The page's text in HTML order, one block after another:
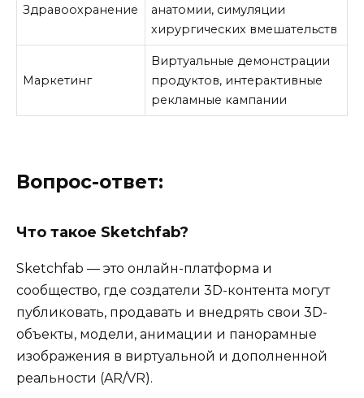
Здравоохранение
анатомии, симуляции
хирургических вмешательств
Маркетинг
Виртуальные демонстрации
продуктов, интерактивные
рекламные кампании
Вопрос-ответ:
Что такое Sketchfab?
Sketchfab — это онлайн-платформа и
сообщество, где создатели 3D-контента могут
публиковать, продавать и внедрять свои 3D-
объекты, модели, анимации и панорамные
изображения в виртуальной и дополненной
реальности (AR/VR).